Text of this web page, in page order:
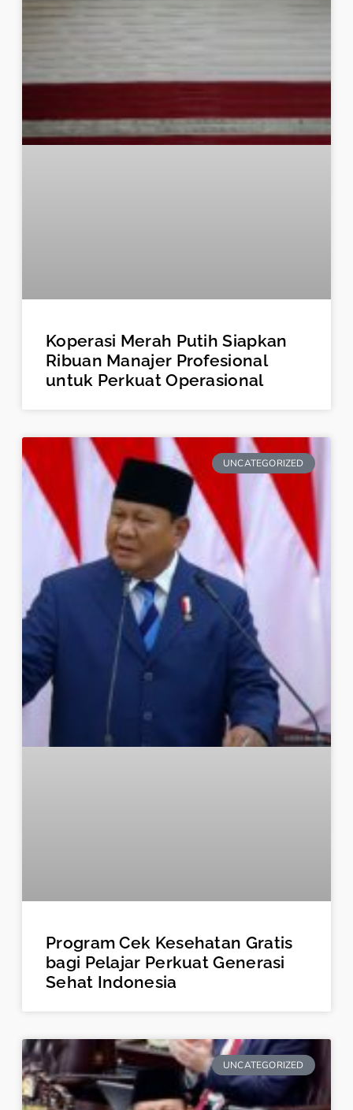
Koperasi Merah Putih Siapkan
Ribuan Manajer Profesional
untuk Perkuat Operasional
UNCATEGORIZED
Program Cek Kesehatan Gratis
bagi Pelajar Perkuat Generasi
Sehat Indonesia
UNCATEGORIZED